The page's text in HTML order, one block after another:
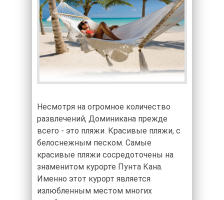
Несмотря на огромное количество
развлечений, Доминикана прежде
всего - это пляжи. Красивые пляжи, с
белоснежным песком. Самые
красивые пляжи сосредоточены на
знаменитом курорте Пунта Кана.
Именно этот курорт является
излюбленным местом многих